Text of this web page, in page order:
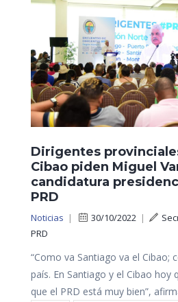
Dirigentes
Cibao piden Miguel
candidatura
PRD
Noticias | 30/10/2022 |
PRD
“Como va Santiago va el Cibao;
país. En Santiago y el Cibao hoy
que el PRD está muy bien”,